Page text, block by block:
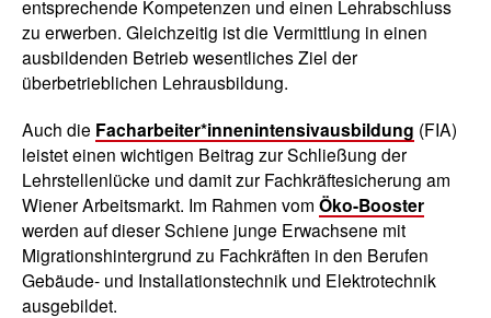
entsprechende Kompetenzen und einen Lehrabschluss
zu erwerben. Gleichzeitig ist die Vermittlung in einen
ausbildenden Betrieb wesentliches Ziel der
überbetrieblichen Lehrausbildung.
Auch die Facharbeiter*innenintensivausbildung (FIA)
leistet einen wichtigen Beitrag zur Schließung der
Lehrstellenlücke und damit zur Fachkräftesicherung am
Wiener Arbeitsmarkt. Im Rahmen vom Öko-Booster
werden auf dieser Schiene junge Erwachsene mit
Migrationshintergrund zu Fachkräften in den Berufen
Gebäude- und Installationstechnik und Elektrotechnik
ausgebildet.